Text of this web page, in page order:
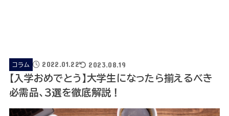
コラム 2022.01.22 2023.08.19
【入学おめでとう】大学生になったら揃えるべき
必需品、３選を徹底解説！